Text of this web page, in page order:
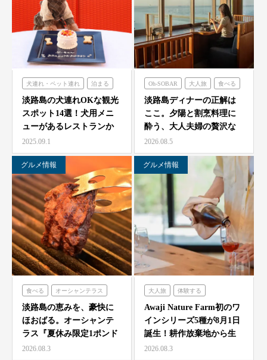
犬連れ・ペット連れ 泊まる
ミエレザガーデン
のじまスコーラ
シェフガーデン
淡路島の犬連れOKな観光
スポット14選！犬用メニ
ューがあるレストランか
らペット可ホテルまで…
2025.09.1
Oh-SOBAR 大人旅 食べる
青海波
淡路島ディナーの正解は
ここ。夕陽と割烹料理に
酔う、大人夫婦の贅沢な
一夜をモダン蕎麦割烹
O…
2026.08.5
グルメ情報
食べる オーシャンテラス
淡路島の恵みを、豪快に
ほおばる。オーシャンテ
ラス『夏休み限定1ポンド
ビーフフェア』7月25…
2026.08.3
グルメ情報
大人旅 体験する
農家レストラン「陽・燦燦」
Awaji Nature Farm初のワ
インシリーズ5種が8月1日
誕生！耕作放棄地から生
ま…
2026.08.3